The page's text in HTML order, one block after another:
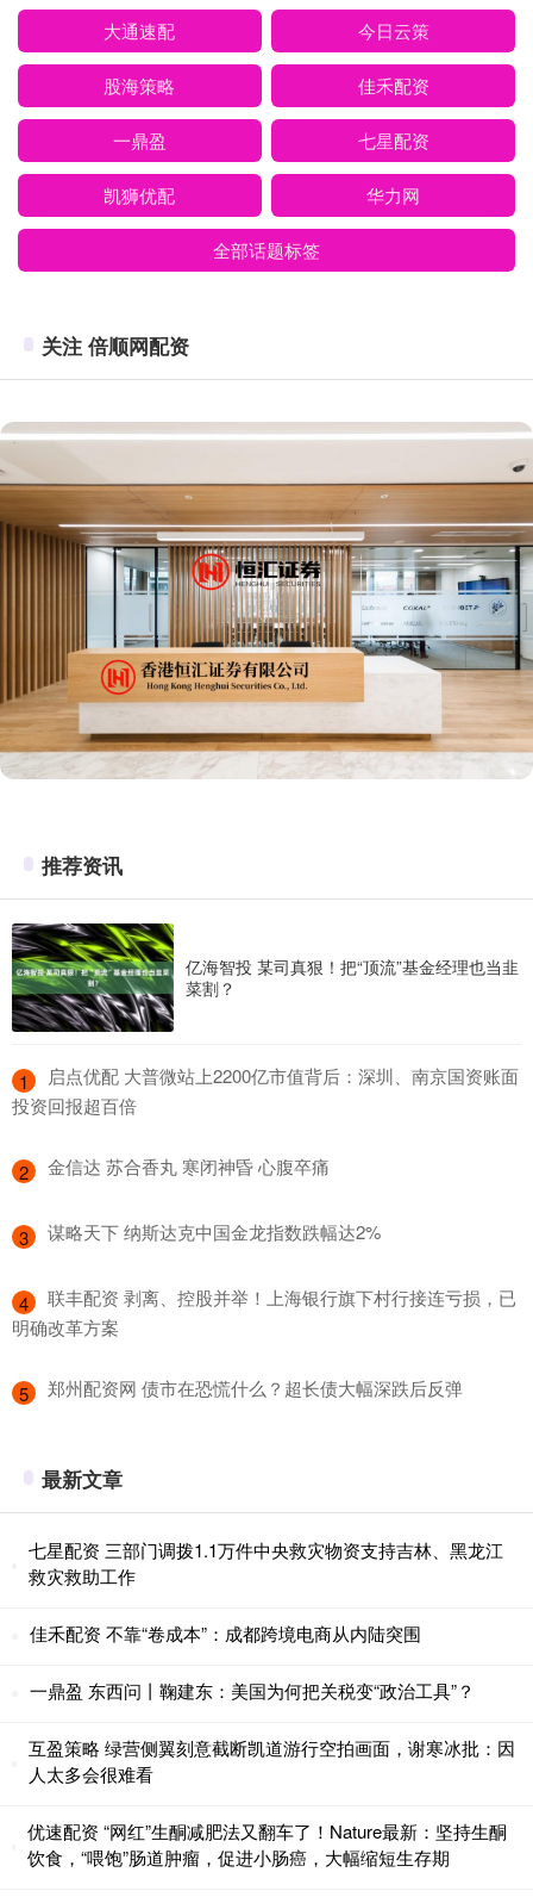
大通速配 今日云策
股海策略 佳禾配资
一鼎盈 七星配资
凯狮优配 华力网
全部话题标签
关注 倍顺网配资
推荐资讯
亿海智投 某司真狠！把“顶流”基金经理也当韭
菜割？
1
​启点优配 大普微站上2200亿市值背后：深圳、南京国资账面
投资回报超百倍
2 ​金信达 苏合香丸 寒闭神昏 心腹卒痛
3 ​谋略天下 纳斯达克中国金龙指数跌幅达2%
4
​联丰配资 剥离、控股并举！上海银行旗下村行接连亏损，已
明确改革方案
5 ​郑州配资网 债市在恐慌什么？超长债大幅深跌后反弹
最新文章
七星配资 三部门调拨1.1万件中央救灾物资支持吉林、黑龙江
救灾救助工作
佳禾配资 不靠“卷成本”：成都跨境电商从内陆突围
一鼎盈 东西问丨鞠建东：美国为何把关税变“政治工具”？
互盈策略 绿营侧翼刻意截断凯道游行空拍画面，谢寒冰批：因
人太多会很难看
优速配资 “网红”生酮减肥法又翻车了！Nature最新：坚持生酮
饮食，“喂饱”肠道肿瘤，促进小肠癌，大幅缩短生存期